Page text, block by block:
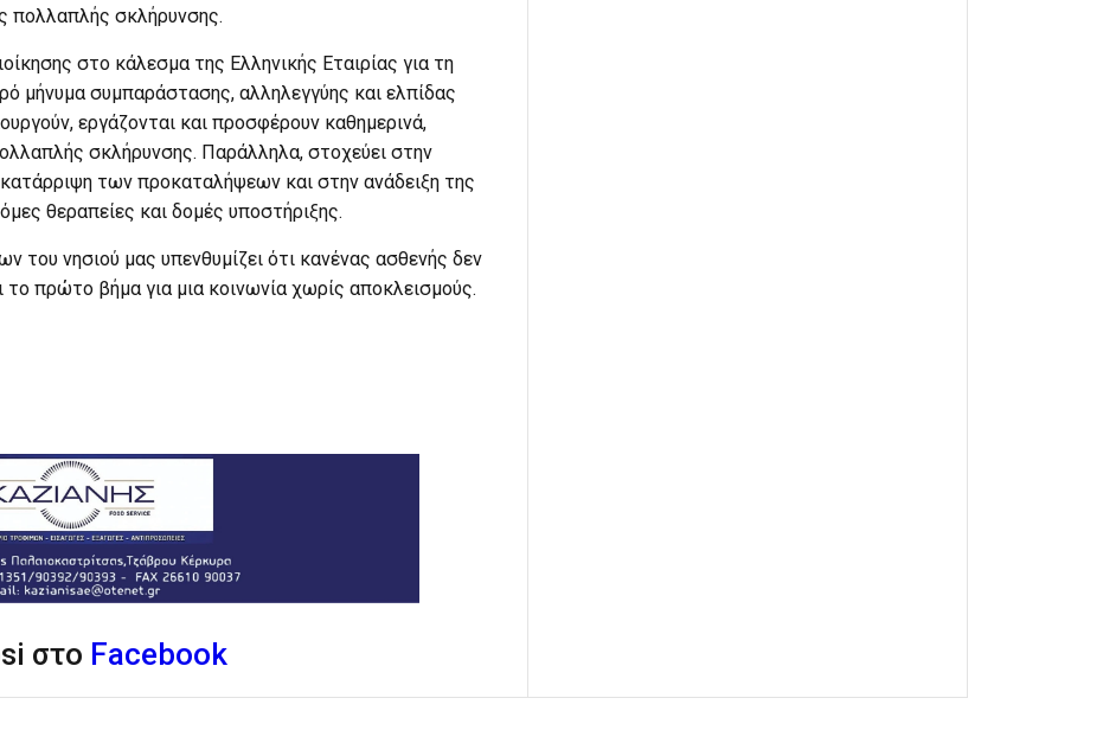
πολλαπλής σκλήρυνσης.
στο κάλεσμα της Ελληνικής Εταιρίας για τη
μήνυμα συμπαράστασης, αλληλεγγύης και ελπίδας
εργάζονται και προσφέρουν καθημερινά,
σκλήρυνσης. Παράλληλα, στοχεύει στην
των προκαταλήψεων και στην ανάδειξη της
θεραπείες και δομές υποστήριξης.
νησιού μας υπενθυμίζει ότι κανένας ασθενής δεν
το πρώτο βήμα για μια κοινωνία χωρίς αποκλεισμούς.
στο Facebook